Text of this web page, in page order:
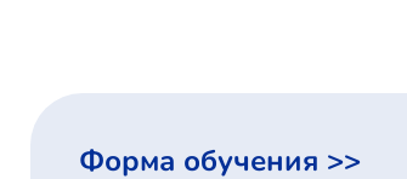
Форма обучения >>